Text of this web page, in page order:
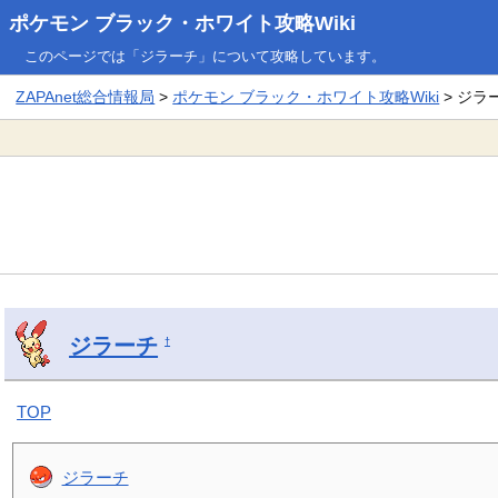
ポケモン ブラック・ホワイト攻略Wiki
このページでは「ジラーチ」について攻略しています。
ZAPAnet総合情報局 >ポケモン ブラック・ホワイト攻略Wiki > ジラ
ジラーチ †
TOP
ジラーチ